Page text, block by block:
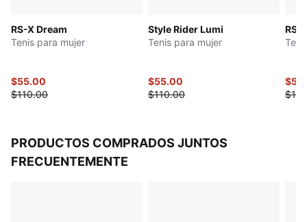
Suela de goma
Ojales de TPU
Detalles en bajo relieve
RS-X Dream
Tenis para mujer
$55.00
$110.00
Style Rider Lumi
Tenis para mujer
$55.00
$110.00
RS-
PRODUCTOS COMPRADOS JUNTOS
FRECUENTEMENTE